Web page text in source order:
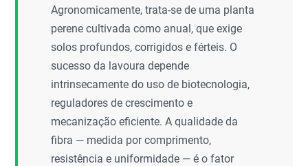
Agronomicamente, trata-se de uma planta
perene cultivada como anual, que exige
solos profundos, corrigidos e férteis. O
sucesso da lavoura depende
intrinsecamente do uso de biotecnologia,
reguladores de crescimento e
mecanização eficiente. A qualidade da
fibra — medida por comprimento,
resistência e uniformidade — é o fator